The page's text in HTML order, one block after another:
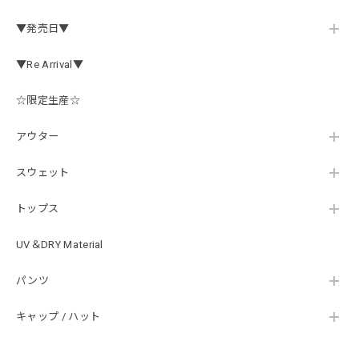
▼発売日▼
▼Re Arrival▼
☆限定生産☆
アウター
スウェット
トップス
UV＆DRY Material
パンツ
キャップ / ハット
定です。 可愛いですよ。 生地もしっかりしていて良かった
はじめて利用しましたが、商品の梱包も問題なく大変迅速に
ジが同封されており、気遣いの行き届いた対応だなと感じま
後は購入したルアーで実釣するのみです！ ありがとうござい